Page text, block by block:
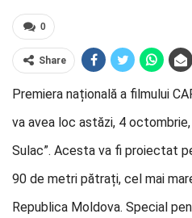
0
Share
Premiera națională a filmului
va avea loc astăzi, 4
Sulac”. Acesta va fi proiectat
90 de metri pătrați, cel mai
Republica Moldova. Special